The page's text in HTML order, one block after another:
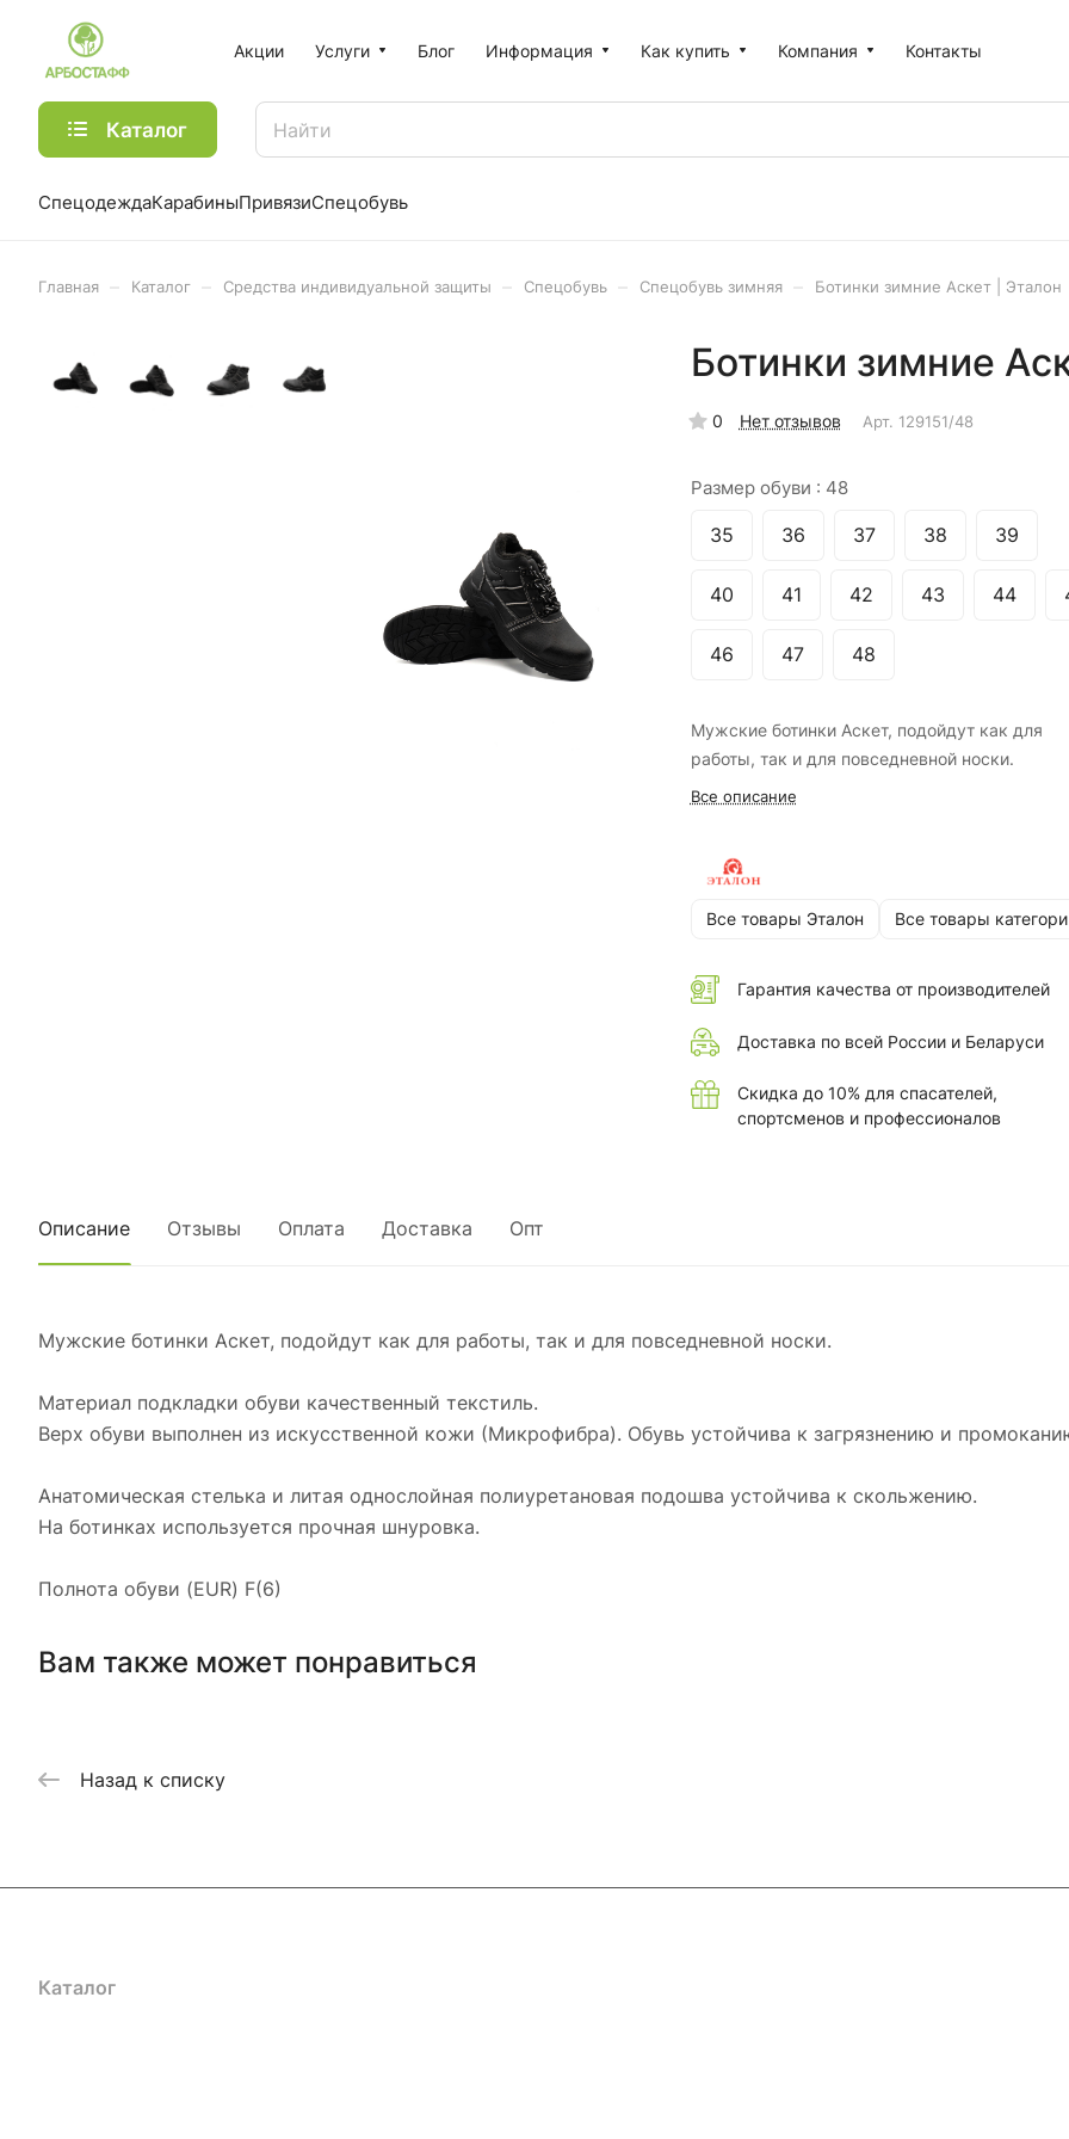
Акции Услуги Блог Информация Как купить Компания Контакты
Каталог
СпецодеждаКарабиныПривязиСпецобувь
Главная Каталог Средства индивидуальной защиты Спецобувь Спецобувь зимняя Ботинки зимние Аскет | Эталон
Ботинки зимние
0 Нет отзывов Арт. 129151/48
Размер обуви : 48
35 36 37 38 39
40 41 42 43 44
46 47 48
Мужские ботинки Аскет, подойдут как для
работы, так и для повседневной носки.
Все описание
Все товары Эталон Все товары
Гарантия качества от производителей
Доставка по всей России и Беларуси
Скидка до 10% для спасателей,
спортсменов и профессионалов
Описание Отзывы Оплата Доставка Опт
Мужские ботинки Аскет, подойдут как для работы, так и для повседневной носки.
Материал подкладки обуви качественный текстиль.
Верх обуви выполнен из искусственной кожи (Микрофибра). Обувь устойчива к загрязнению и
Анатомическая стелька и литая однослойная полиуретановая подошва устойчива к скольжению.
На ботинках используется прочная шнуровка.
Полнота обуви (EUR) F(6)
Вам также может понравиться
Назад к списку
Каталог